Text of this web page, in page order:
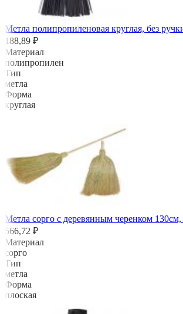
Метла полипропиленовая круглая, без
188,89 ₽
Материал
полипропилен
Тип
метла
Форма
круглая
Метла сорго с деревянным черенком
566,72 ₽
Материал
сорго
Тип
метла
Форма
плоская